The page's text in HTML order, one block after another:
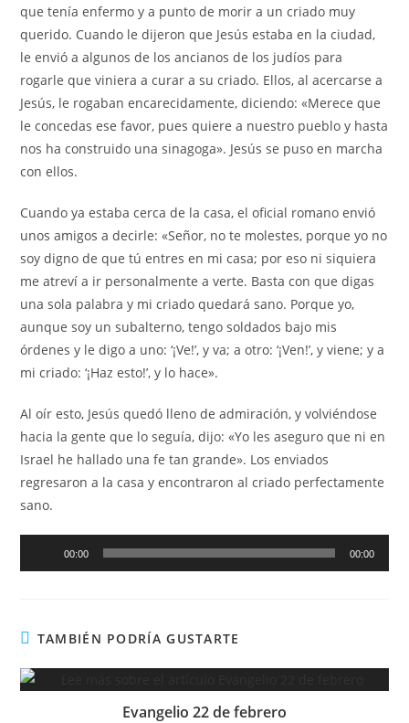
que tenía enfermo y a punto de morir a un criado muy
querido. Cuando le dijeron que Jesús estaba en la ciudad,
le envió a algunos de los ancianos de los judíos para
rogarle que viniera a curar a su criado. Ellos, al acercarse a
Jesús, le rogaban encarecidamente, diciendo: «Merece que
le concedas ese favor, pues quiere a nuestro pueblo y hasta
nos ha construido una sinagoga». Jesús se puso en marcha
con ellos.
Cuando ya estaba cerca de la casa, el oficial romano envió
unos amigos a decirle: «Señor, no te molestes, porque yo no
soy digno de que tú entres en mi casa; por eso ni siquiera
me atreví a ir personalmente a verte. Basta con que digas
una sola palabra y mi criado quedará sano. Porque yo,
aunque soy un subalterno, tengo soldados bajo mis
órdenes y le digo a uno: ‘¡Ve!’, y va; a otro: ‘¡Ven!’, y viene; y a
mi criado: ‘¡Haz esto!’, y lo hace».
Al oír esto, Jesús quedó lleno de admiración, y volviéndose
hacia la gente que lo seguía, dijo: «Yo les aseguro que ni en
Israel he hallado una fe tan grande». Los enviados
regresaron a la casa y encontraron al criado perfectamente
sano.
de
00:00 00:00
TAMBIÉN PODRÍA GUSTARTE
Evangelio 22 de febrero